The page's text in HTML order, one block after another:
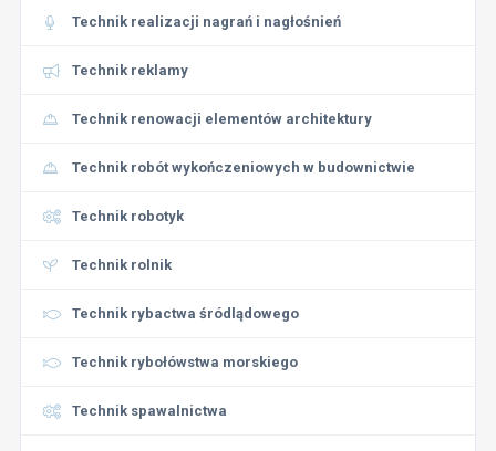
Technik realizacji nagrań i nagłośnień
Technik reklamy
Technik renowacji elementów architektury
Technik robót wykończeniowych w budownictwie
Technik robotyk
Technik rolnik
Technik rybactwa śródlądowego
Technik rybołówstwa morskiego
Technik spawalnictwa